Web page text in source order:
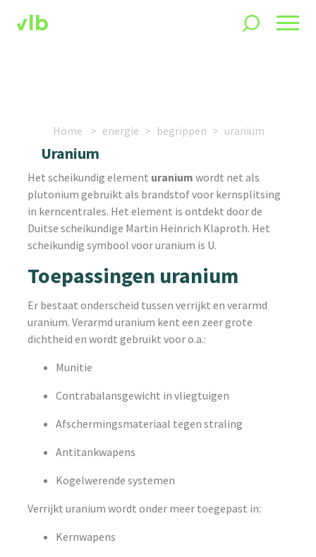
Home energie begrippen uranium
Uranium
Het scheikundig element uranium wordt net als
plutonium gebruikt als brandstof voor kernsplitsing
in kerncentrales. Het element is ontdekt door de
Duitse scheikundige Martin Heinrich Klaproth. Het
scheikundig symbool voor uranium is U.
Toepassingen uranium
Er bestaat onderscheid tussen verrijkt en verarmd
uranium. Verarmd uranium kent een zeer grote
dichtheid en wordt gebruikt voor o.a.:
Munitie
Contrabalansgewicht in vliegtuigen
Afschermingsmateriaal tegen straling
Antitankwapens
Kogelwerende systemen
Verrijkt uranium wordt onder meer toegepast in:
Kernwapens